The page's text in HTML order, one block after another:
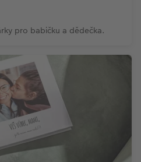
pro babičku a dědečka.